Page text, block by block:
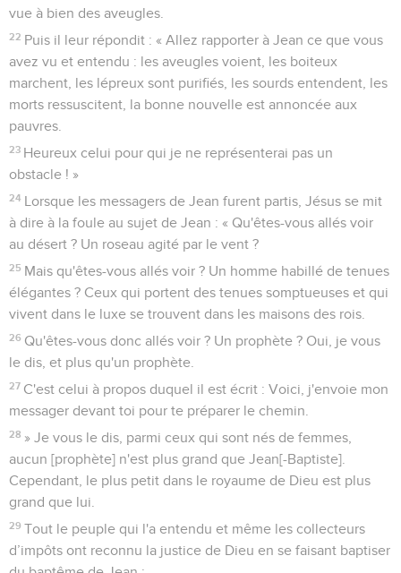
vue à bien des aveugles.
22 Puis il leur répondit : « Allez rapporter à Jean ce que vous
avez vu et entendu : les aveugles voient, les boiteux
marchent, les lépreux sont purifiés, les sourds entendent, les
morts ressuscitent, la bonne nouvelle est annoncée aux
pauvres.
23 Heureux celui pour qui je ne représenterai pas un
obstacle ! »
24 Lorsque les messagers de Jean furent partis, Jésus se mit
à dire à la foule au sujet de Jean : « Qu'êtes-vous allés voir
au désert ? Un roseau agité par le vent ?
25 Mais qu'êtes-vous allés voir ? Un homme habillé de tenues
élégantes ? Ceux qui portent des tenues somptueuses et qui
vivent dans le luxe se trouvent dans les maisons des rois.
26 Qu'êtes-vous donc allés voir ? Un prophète ? Oui, je vous
le dis, et plus qu'un prophète.
27 C'est celui à propos duquel il est écrit : Voici, j'envoie mon
messager devant toi pour te préparer le chemin.
28 » Je vous le dis, parmi ceux qui sont nés de femmes,
aucun [prophète] n'est plus grand que Jean[-Baptiste].
Cependant, le plus petit dans le royaume de Dieu est plus
grand que lui.
29 Tout le peuple qui l'a entendu et même les collecteurs
d’impôts ont reconnu la justice de Dieu en se faisant baptiser